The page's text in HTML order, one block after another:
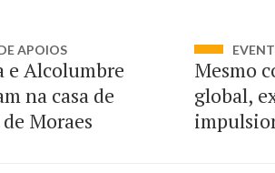
APOIOS
e Alcolumbre
na casa de
Moraes
Mesmo
global,